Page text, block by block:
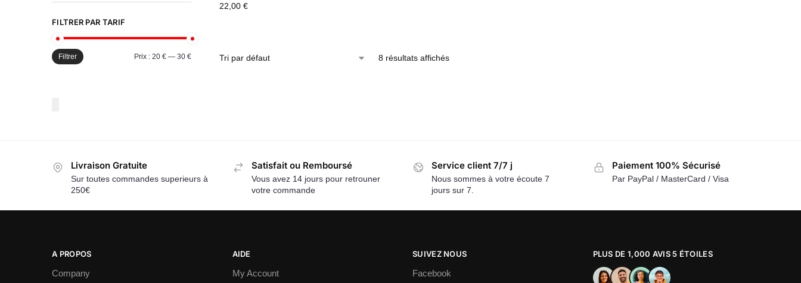
22,00 €
8 résultats affichés
FILTRER PAR TARIF
Filtrer Prix : 20 € — 30 €
Livraison Gratuite
Sur toutes commandes superieurs à
250€
Satisfait ou Remboursé
Vous avez 14 jours pour retrouner
votre commande
Service client 7/7 j
Nous sommes à votre écoute 7
jours sur 7.
Paiement 100% Sécurisé
Par PayPal / MasterCard / Visa
A PROPOS
Company
AIDE
My Account
SUIVEZ NOUS
Facebook
PLUS DE 1,000 AVIS 5 ÉTOILES